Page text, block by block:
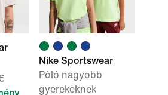
Nike Sportswear
Póló nagyobb
gyerekeknek